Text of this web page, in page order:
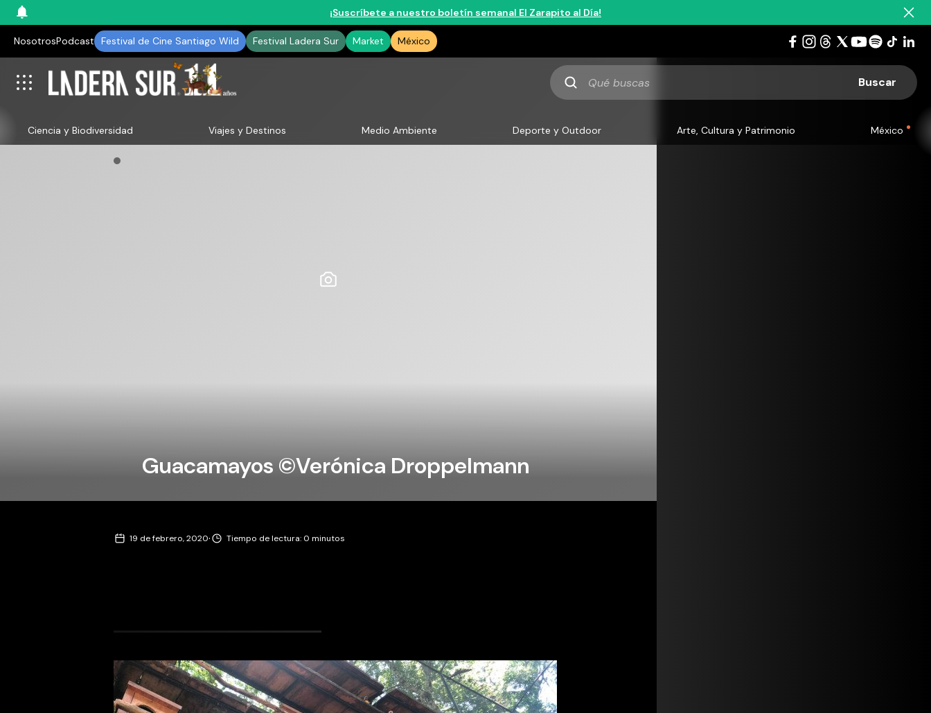
¡Suscríbete a nuestro boletín semanal El Zarapito al Día!
NosotrosPodcast Festival de Cine Santiago Wild Festival Ladera Sur Market México
Qué
buscas
Ciencia y Biodiversidad Viajes y Destinos Medio Ambiente Deporte y Outdoor Arte, Cultura y Patrimonio México
Guacamayos ©Verónica Droppelmann
19 de febrero, 2020· Tiempo de lectura: 0 minutos